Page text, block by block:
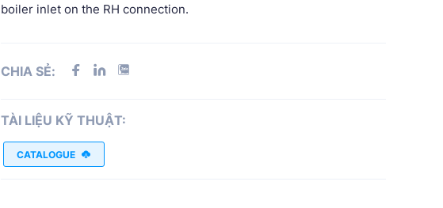
boiler inlet on the RH connection.
CHIA SẺ:
TÀI LIỆU KỸ THUẬT:
CATALOGUE